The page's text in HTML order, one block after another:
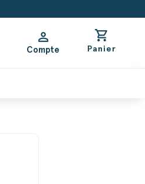
person
Compte
shopping_cart
Panier